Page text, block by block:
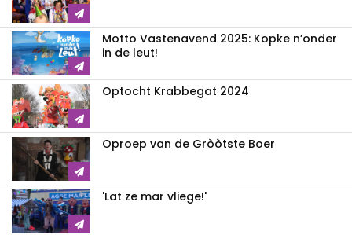
Motto Vastenavend 2025: Kopke n’onder
in de leut!
Optocht Krabbegat 2024
Oproep van de Gròòtste Boer
'Lat ze mar vliege!'